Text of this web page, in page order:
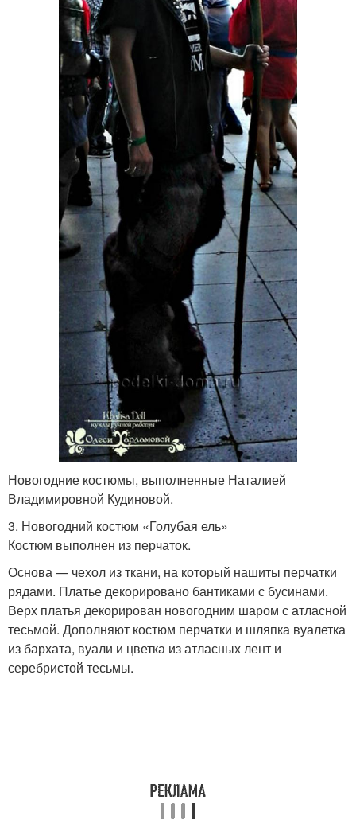
Новогодние костюмы, выполненные Наталией
Владимировной Кудиновой.
3. Новогодний костюм «Голубая ель»
Костюм выполнен из перчаток.
Основа — чехол из ткани, на который нашиты перчатки
рядами. Платье декорировано бантиками с бусинами.
Верх платья декорирован новогодним шаром с атласной
тесьмой. Дополняют костюм перчатки и шляпка вуалетка
из бархата, вуали и цветка из атласных лент и
серебристой тесьмы.